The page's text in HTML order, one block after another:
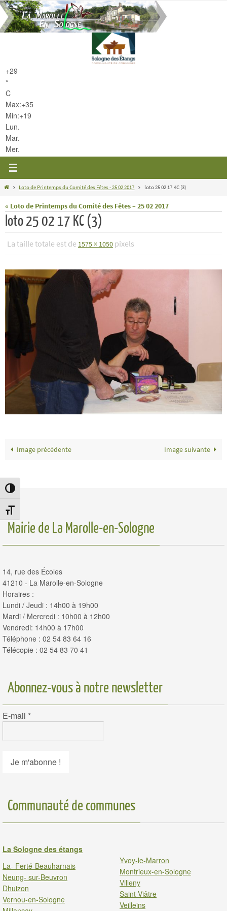
Passer en contraste élevé
Changer la taille de la police
Passer
vers
le
+29
°
C
Max:+35
Min:+19
Lun.
Mar.
Mer.
HomeLoto de Printemps du Comité des Fêtes - 25 02 2017 loto 25 02 17 KC (3)
« Loto de Printemps du Comité des Fêtes – 25 02 2017
loto 25 02 17 KC (3)
La taille totale est de 1575 × 1050 pixels
Image précédente Image suivante
Mairie de La Marolle-en-Sologne
14, rue des Écoles
41210 - La Marolle-en-Sologne
Horaires :
Lundi / Jeudi : 14h00 à 19h00
Mardi / Mercredi : 10h00 à 12h00
Vendredi: 14h00 à 17h00
Téléphone : 02 54 83 64 16
Télécopie : 02 54 83 70 41
Abonnez-vous à notre newsletter
E-mail *
Communauté de communes
La Sologne des étangs
La- Ferté-Beauharnais
Neung- sur-Beuvron
Dhuizon
Vernou-en-Sologne
Yvoy-le-Marron
Montrieux-en-Sologne
Villeny
Saint-Viâtre
Veilleins